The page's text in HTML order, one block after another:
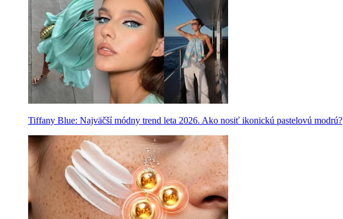
Tiffany Blue: Najväčší módny trend leta 2026. Ako nosiť ikonickú pastelovú modrú?